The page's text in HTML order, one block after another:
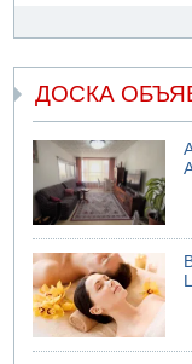
ДОСКА